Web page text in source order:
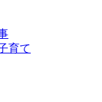
育て